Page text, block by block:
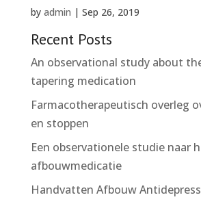
by admin | Sep 26, 2019
Recent Posts
An observational study about
tapering medication
Farmacotherapeutisch overleg
en stoppen
Een observationele studie naar
afbouwmedicatie
Handvatten Afbouw